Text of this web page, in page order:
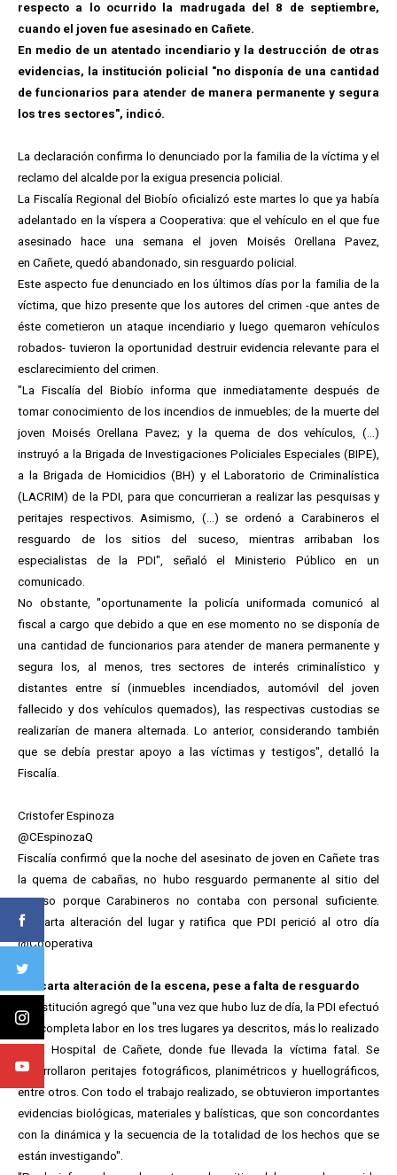
respecto a lo ocurrido la madrugada del 8 de septiembre,
cuando el joven fue asesinado en Cañete.
En medio de un atentado incendiario y la destrucción de otras
evidencias, la institución policial "no disponía de una cantidad
de funcionarios para atender de manera permanente y segura
los tres sectores", indicó.
La declaración confirma lo denunciado por la familia de la víctima y el
reclamo del alcalde por la exigua presencia policial.
La Fiscalía Regional del Biobío oficializó este martes lo que ya había
adelantado en la víspera a Cooperativa: que el vehículo en el que fue
asesinado hace una semana el joven Moisés Orellana Pavez,
en Cañete, quedó abandonado, sin resguardo policial.
Este aspecto fue denunciado en los últimos días por la familia de la
víctima, que hizo presente que los autores del crimen -que antes de
éste cometieron un ataque incendiario y luego quemaron vehículos
robados- tuvieron la oportunidad destruir evidencia relevante para el
esclarecimiento del crimen.
"La Fiscalía del Biobío informa que inmediatamente después de
tomar conocimiento de los incendios de inmuebles; de la muerte del
joven Moisés Orellana Pavez; y la quema de dos vehículos, (...)
instruyó a la Brigada de Investigaciones Policiales Especiales (BIPE),
a la Brigada de Homicidios (BH) y el Laboratorio de Criminalística
(LACRIM) de la PDI, para que concurrieran a realizar las pesquisas y
peritajes respectivos. Asimismo, (...) se ordenó a Carabineros el
resguardo de los sitios del suceso, mientras arribaban los
especialistas de la PDI", señaló el Ministerio Público en un
comunicado.
No obstante, "oportunamente la policía uniformada comunicó al
fiscal a cargo que debido a que en ese momento no se disponía de
una cantidad de funcionarios para atender de manera permanente y
segura los, al menos, tres sectores de interés criminalístico y
distantes entre sí (inmuebles incendiados, automóvil del joven
fallecido y dos vehículos quemados), las respectivas custodias se
realizarían de manera alternada. Lo anterior, considerando también
que se debía prestar apoyo a las víctimas y testigos", detalló la
Fiscalía.
Cristofer Espinoza
@CEspinozaQ
Fiscalía confirmó que la noche del asesinato de joven en Cañete tras
la quema de cabañas, no hubo resguardo permanente al sitio del
suceso porque Carabineros no contaba con personal suficiente.
Descarta alteración del lugar y ratifica que PDI perició al otro día
@Cooperativa
Descarta alteración de la escena, pese a falta de resguardo
La institución agregó que "una vez que hubo luz de día, la PDI efectuó
una completa labor en los tres lugares ya descritos, más lo realizado
en el Hospital de Cañete, donde fue llevada la víctima fatal. Se
desarrollaron peritajes fotográficos, planimétricos y huellográficos,
entre otros. Con todo el trabajo realizado, se obtuvieron importantes
evidencias biológicas, materiales y balísticas, que son concordantes
con la dinámica y la secuencia de la totalidad de los hechos que se
están investigando".